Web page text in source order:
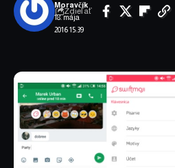
18. mája
2016 15:39
Moravčík
Zdieľať